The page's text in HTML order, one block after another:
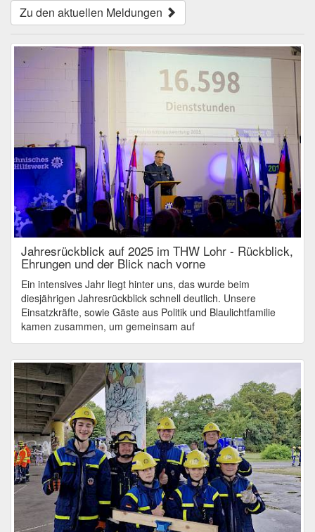
Zu den aktuellen Meldungen
Jahresrückblick auf 2025 im THW Lohr - Rückblick,
Ehrungen und der Blick nach vorne
Ein intensives Jahr liegt hinter uns, das wurde beim
diesjährigen Jahresrückblick schnell deutlich. Unsere
Einsatzkräfte, sowie Gäste aus Politik und Blaulichtfamilie
kamen zusammen, um gemeinsam auf